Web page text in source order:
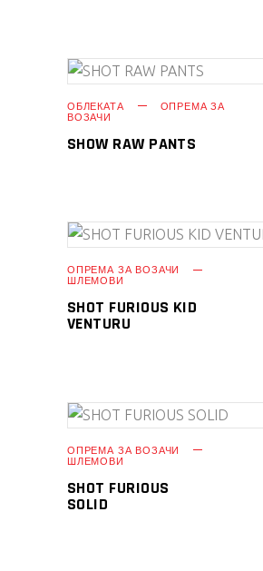
ПРОЧИТАЈ ПОВЕЌЕ
ОБЛЕКАТА ОПРЕМА ЗА
ВОЗАЧИ
SHOW RAW PANTS
ПРОЧИТАЈ ПОВЕЌЕ
ОПРЕМА ЗА ВОЗАЧИ
ШЛЕМОВИ
SHOT FURIOUS KID
VENTURU
ПРОЧИТАЈ ПОВЕЌЕ
ОПРЕМА ЗА ВОЗАЧИ
ШЛЕМОВИ
SHOT FURIOUS
SOLID